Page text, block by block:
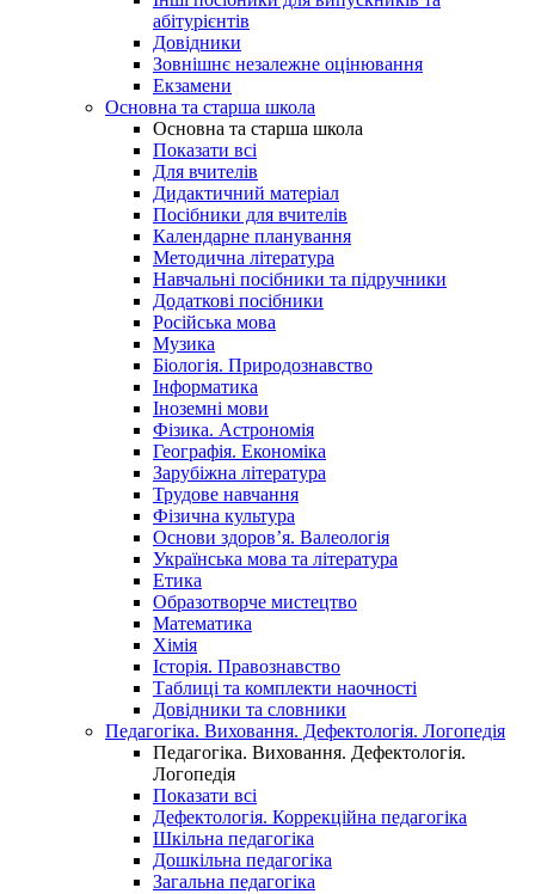
абітурієнтів
Довідники
Зовнішнє незалежне оцінювання
Екзамени
Основна та старша школа
Основна та старша школа
Показати всі
Для вчителів
Дидактичний матеріал
Посібники для вчителів
Календарне планування
Методична література
Навчальні посібники та підручники
Додаткові посібники
Російська мова
Музика
Біологія. Природознавство
Інформатика
Іноземні мови
Фізика. Астрономія
Географія. Економіка
Зарубіжна література
Трудове навчання
Фізична культура
Основи здоров’я. Валеологія
Українська мова та література
Етика
Образотворче мистецтво
Математика
Хімія
Історія. Правознавство
Таблиці та комплекти наочності
Довідники та словники
Педагогіка. Виховання. Дефектологія. Логопедія
Педагогіка. Виховання. Дефектологія.
Логопедія
Показати всі
Дефектологія. Коррекційна педагогіка
Шкільна педагогіка
Дошкільна педагогіка
Загальна педагогіка